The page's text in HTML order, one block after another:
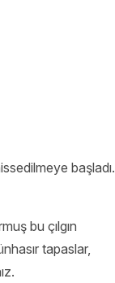
başladı.
bu çılgın
tapaslar,